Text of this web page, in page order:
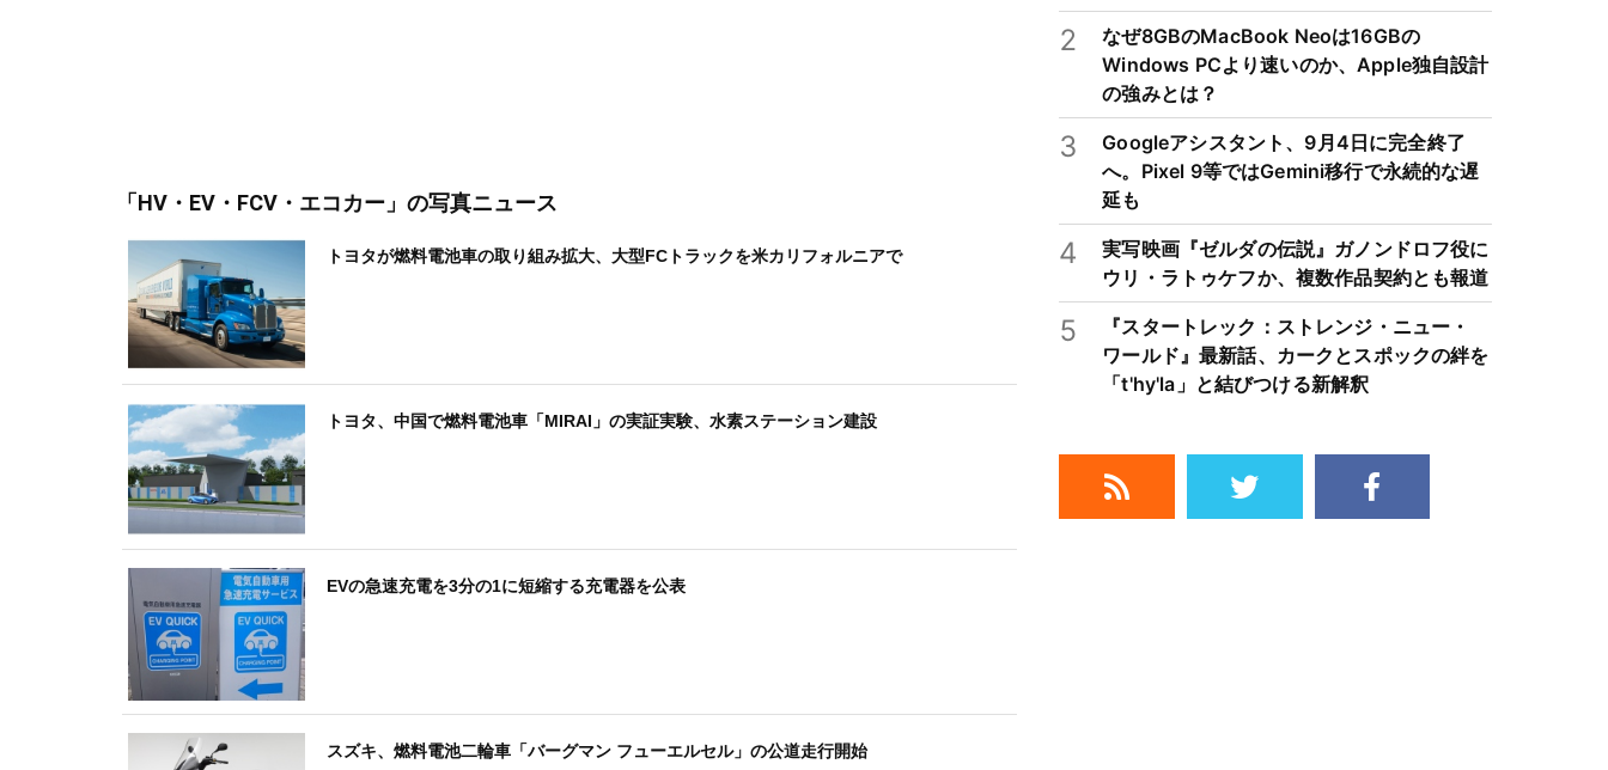
「HV・EV・FCV・エコカー」 の写真ニュース
トヨタが燃料電池車の取り組み拡大、大型FCトラックを米カリフォルニアで
トヨタ、中国で燃料電池車「MIRAI」の実証実験、水素ステーション建設
EVの急速充電を3分の1に短縮する充電器を公表
スズキ、燃料電池二輪車「バーグマン フューエルセル」の公道走行開始
2
なぜ8GBのMacBook Neoは16GBの
Windows PCより速いのか、Apple独自設計
の強みとは？
3
Googleアシスタント、9月4日に完全終了
へ。Pixel 9等ではGemini移行で永続的な遅
延も
4
実写映画『ゼルダの伝説』ガノンドロフ役に
ウリ・ラトゥケフか、複数作品契約とも報道
5
『スタートレック：ストレンジ・ニュー・
ワールド』最新話、カークとスポックの絆を
「t'hy'la」と結びつける新解釈